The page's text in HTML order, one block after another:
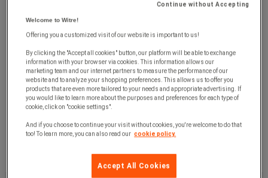
Continue without Accepting
Welcome to Witre!
Offering you a customized visit of our website is important to us!
By clicking the "Accept all cookies" button, our platform will be able to exchange
information with your browser via cookies. This information allows our
marketing team and our internet partners to measure the performance of our
website and to analyze your shopping preferences. This allows us to offer you
products that are even more tailored to your needs and appropriate advertising. If
you would like to learn more about the purposes and preferences for each type of
cookie, click on "cookie settings".
And if you choose to continue your visit without cookies, you're welcome to do that
too! To learn more, you can also read our cookie policy.
Accept All Cookies